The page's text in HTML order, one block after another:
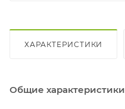
ХАРАКТЕРИСТИКИ
Общие характеристики